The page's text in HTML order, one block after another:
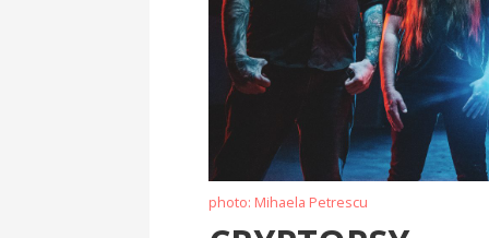
photo: Mihaela Petrescu